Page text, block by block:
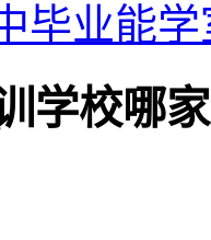
毕业能
学校哪